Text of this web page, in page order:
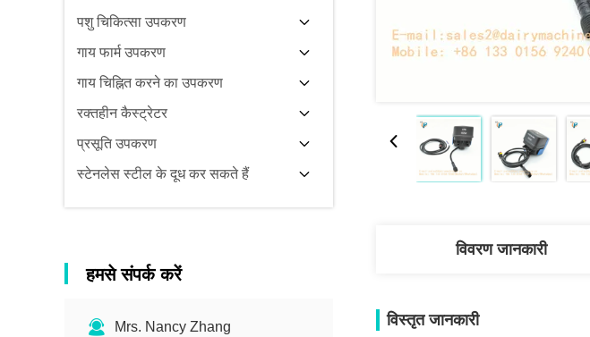
पशु चिकित्सा उपकरण
गाय फार्म उपकरण
गाय चिह्नित करने का उपकरण
रक्तहीन कैस्ट्रेटर
प्रसूति उपकरण
स्टेनलेस स्टील के दूध कर सकते हैं
हमसे संपर्क करें
Mrs. Nancy Zhang
विवरण जानकारी
विस्तृत जानकारी